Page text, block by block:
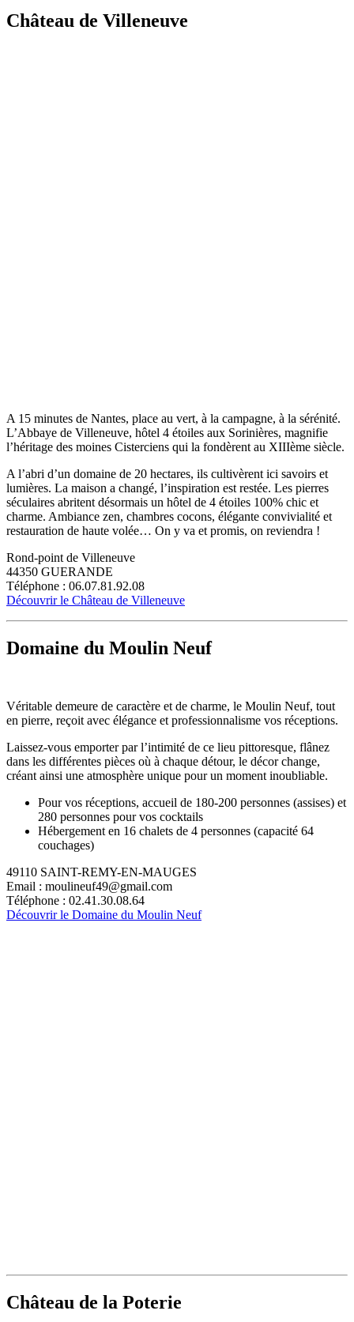
Château de Villeneuve
A 15 minutes de Nantes, place au vert, à la campagne, à la sérénité.
L’Abbaye de Villeneuve, hôtel 4 étoiles aux Sorinières, magnifie
l’héritage des moines Cisterciens qui la fondèrent au XIIIème siècle.
A l’abri d’un domaine de 20 hectares, ils cultivèrent ici savoirs et
lumières. La maison a changé, l’inspiration est restée. Les pierres
séculaires abritent désormais un hôtel de 4 étoiles 100% chic et
charme. Ambiance zen, chambres cocons, élégante convivialité et
restauration de haute volée… On y va et promis, on reviendra !
Rond-point de Villeneuve
44350 GUERANDE
Téléphone : 06.07.81.92.08
Découvrir le Château de Villeneuve
Domaine du Moulin Neuf
Véritable demeure de caractère et de charme, le Moulin Neuf, tout
en pierre, reçoit avec élégance et professionnalisme vos réceptions.
Laissez-vous emporter par l’intimité de ce lieu pittoresque, flânez
dans les différentes pièces où à chaque détour, le décor change,
créant ainsi une atmosphère unique pour un moment inoubliable.
Pour vos réceptions, accueil de 180-200 personnes (assises) et
280 personnes pour vos cocktails
Hébergement en 16 chalets de 4 personnes (capacité 64
couchages)
49110 SAINT-REMY-EN-MAUGES
Email : moulineuf49@gmail.com
Téléphone : 02.41.30.08.64
Découvrir le Domaine du Moulin Neuf
Château de la Poterie